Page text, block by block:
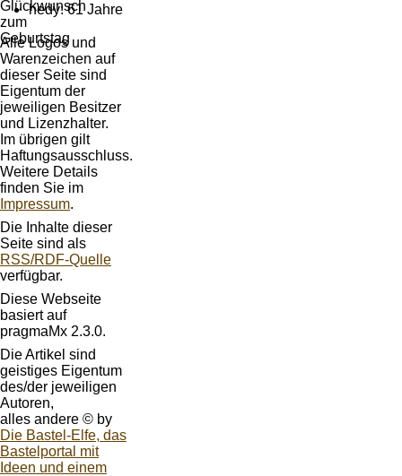
hedy: 61 Jahre
Alle Logos und
Warenzeichen auf
dieser Seite sind
Eigentum der
jeweiligen Besitzer
und Lizenzhalter.
Im übrigen gilt
Haftungsausschluss.
Weitere Details
finden Sie im
Impressum.
Die Inhalte dieser
Seite sind als
RSS/RDF-Quelle
verfügbar.
Diese Webseite
basiert auf
pragmaMx 2.3.0.
Die Artikel sind
geistiges Eigentum
des/der jeweiligen
Autoren,
alles andere © by
Die Bastel-Elfe, das
Bastelportal mit
Ideen und einem